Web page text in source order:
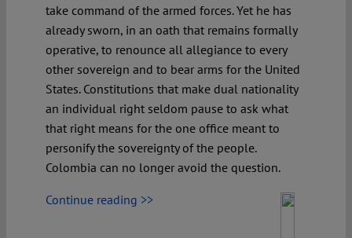
take command of the armed forces. Yet he has
already sworn, in an oath that remains formally
operative, to renounce all allegiance to every
other sovereign and to bear arms for the United
States. Constitutions that make dual nationality
an individual right seldom pause to ask what
that right means for the one office meant to
personify the sovereignty of the people.
Colombia can no longer avoid the question.
Continue reading >>